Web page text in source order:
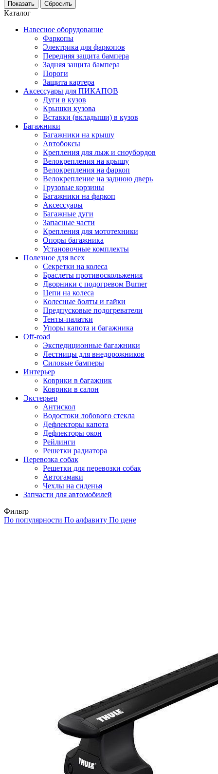
Каталог
Навесное оборудование
Фаркопы
Электрика для фаркопов
Передняя защита бампера
Задняя защита бампера
Пороги
Защита картера
Аксессуары для ПИКАПОВ
Дуги в кузов
Крышки кузова
Вставки (вкладыши) в кузов
Багажники
Багажники на крышу
Автобоксы
Крепления для лыж и сноубордов
Велокрепления на крышу
Велокрепления на фаркоп
Велокрепление на заднюю дверь
Грузовые корзины
Багажники на фаркоп
Аксессуары
Багажные дуги
Запасные части
Крепления для мототехники
Опоры багажника
Установочные комплекты
Полезное для всех
Секретки на колеса
Браслеты противоскольжения
Дворники с подогревом Burner
Цепи на колеса
Колесные болты и гайки
Предпусковые подогреватели
Тенты-палатки
Упоры капота и багажника
Off-road
Экспедиционные багажники
Лестницы для внедорожников
Силовые бамперы
Интерьер
Коврики в багажник
Коврики в салон
Экстерьер
Антискол
Водостоки лобового стекла
Дефлекторы капота
Дефлекторы окон
Рейлинги
Решетки радиатора
Перевозка собак
Решетки для перевозки собак
Автогамаки
Чехлы на сиденья
Запчасти для автомобилей
Фильтр
По популярности По алфавиту По цене